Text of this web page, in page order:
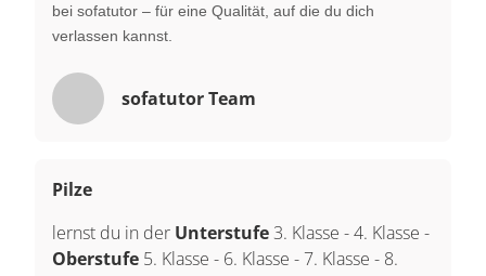
bei sofatutor – für eine Qualität, auf die du dich
verlassen kannst.
sofatutor Team
Pilze
lernst du in der Unterstufe 3. Klasse -4. Klasse -
Oberstufe 5. Klasse - 6. Klasse -7. Klasse - 8.